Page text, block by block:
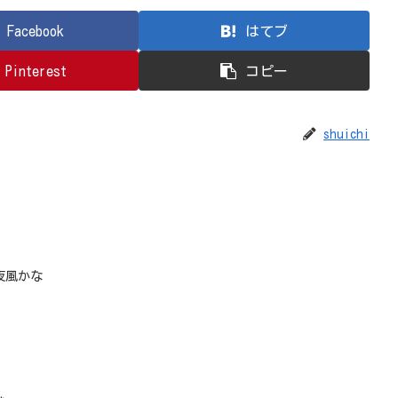
Facebook はてブ
Pinterest コピー
shuichi
風かな